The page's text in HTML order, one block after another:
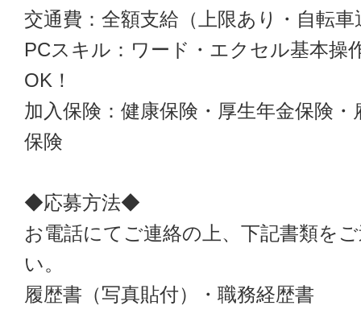
交通費：全額支給（上限あり・自転車
PCスキル：ワード・エクセル基本操
OK！
加入保険：健康保険・厚生年金保険・
保険
◆応募方法◆
お電話にてご連絡の上、下記書類を
い。
履歴書（写真貼付）・職務経歴書